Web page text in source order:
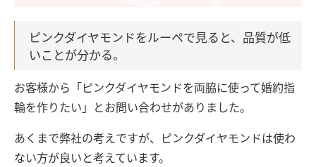
ピンクダイヤモンドをルーペで見ると、品質が低
いことが分かる。
お客様から「ピンクダイヤモンドを両脇に使って婚約指
輪を作りたい」とお問い合わせがありました。
あくまで弊社の考えですが、ピンクダイヤモンドは使わ
ない方が良いと考えています。